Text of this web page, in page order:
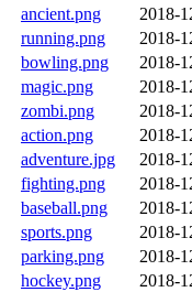
ancient.png
2018-
running.png
2018-
bowling.png
2018-
magic.png
2018-
zombi.png
2018-
action.png
2018-
adventure.jpg
2018-
fighting.png
2018-
baseball.png
2018-
sports.png
2018-
parking.png
2018-
hockey.png
2018-